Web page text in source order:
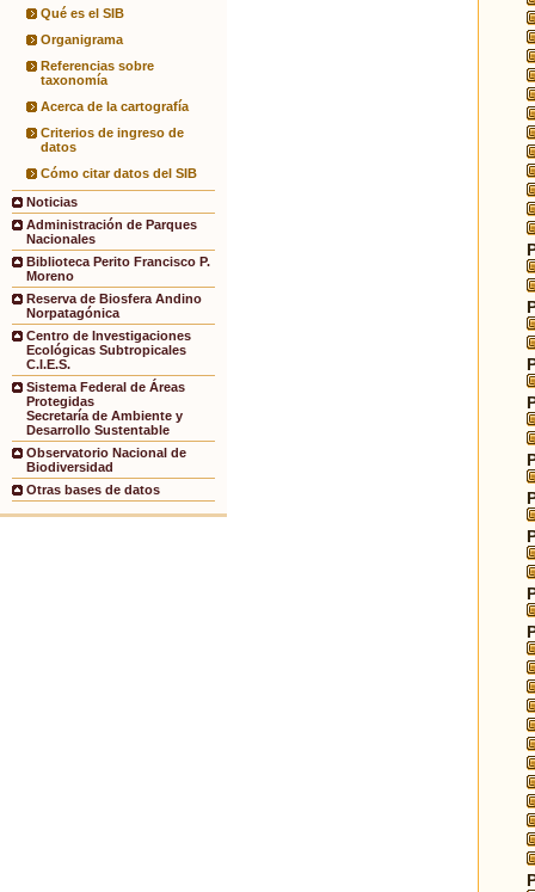
Qué es el SIB
Organigrama
Referencias sobre
taxonomía
Acerca de la cartografía
Criterios de ingreso de
datos
Cómo citar datos del SIB
Noticias
Administración de Parques
Nacionales
Biblioteca Perito Francisco P.
Moreno
Reserva de Biosfera Andino
Norpatagónica
Centro de Investigaciones
Ecológicas Subtropicales
C.I.E.S.
Sistema Federal de Áreas
Protegidas
Secretaría de Ambiente y
Desarrollo Sustentable
Observatorio Nacional de
Biodiversidad
Otras bases de datos